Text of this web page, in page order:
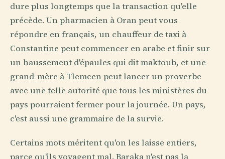
dure plus longtemps que la transaction qu'elle
précède. Un pharmacien à Oran peut vous
répondre en français, un chauffeur de taxi à
Constantine peut commencer en arabe et finir sur
un haussement d'épaules qui dit maktoub, et une
grand-mère à Tlemcen peut lancer un proverbe
avec une telle autorité que tous les ministères du
pays pourraient fermer pour la journée. Un pays,
c'est aussi une grammaire de la survie.
Certains mots méritent qu'on les laisse entiers,
parce qu'ils voyagent mal. Baraka n'est pas la